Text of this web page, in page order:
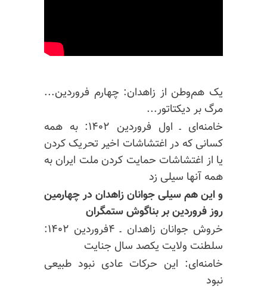
یک هم‌وطن از زاهدان: چهارم فروردین...
مرگ بر دیکتاتور...
خامنه‌ای ـ اول فروردین ۱۴۰۲: به همه
کسانی که در اغتشاشات اخیر تحریک کردن
یا از اغتشاشات حمایت کردن ملت ایران به
همه آنها سیلی زد
و این هم سیلی جوانان زاهدان در چهارمین
روز فروردین بر بناگوش ستمگران
خروش جوانان زاهدان ـ ۴فروردین ۱۴۰۲:
سلطنت ولایت یکصد سال جنایت
خامنه‌ای: این حرکات عادی نبود طبیعی
نبود